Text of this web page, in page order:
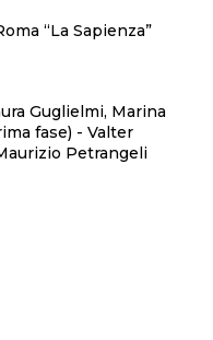
“La Sapienza”
Guglielmi, Marina
fase) - Valter
Petrangeli